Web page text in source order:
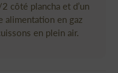
côté plancha et d’un
alimentation en gaz
en plein air.